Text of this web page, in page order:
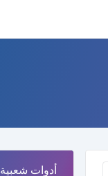
أدوات شعبية